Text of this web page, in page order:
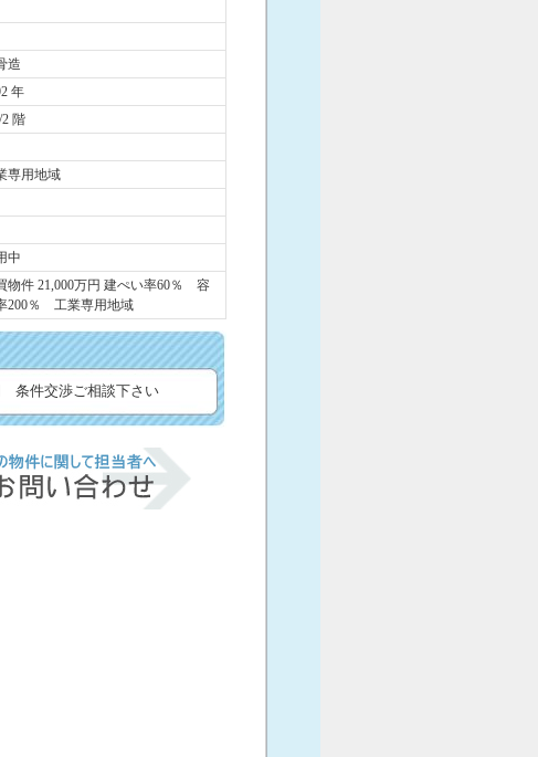
造
年
2 階
専用地域
中
物件 21,000万円 建ぺい率60％ 容
200％ 工業専用地域
条件交渉ご相談下さい